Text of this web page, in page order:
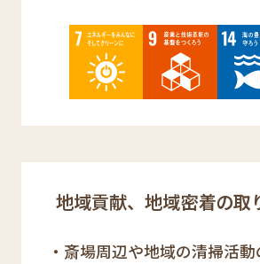
地域貢献、地域密着の取
斎場周辺や地域の清掃活動